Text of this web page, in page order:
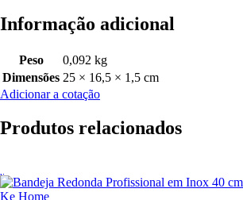
Informação adicional
Peso
0,092 kg
Dimensões 25 × 16,5 × 1,5 cm
Adicionar a cotação
Produtos relacionados